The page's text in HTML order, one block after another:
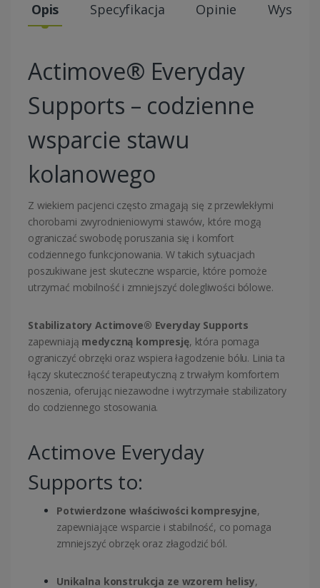
Opis Specyfikacja Opinie Wysyłki
Actimove® Everyday
Supports – codzienne
wsparcie stawu
kolanowego
Z wiekiem pacjenci często zmagają się z przewlekłymi
chorobami zwyrodnieniowymi stawów, które mogą
ograniczać swobodę poruszania się i komfort
codziennego funkcjonowania. W takich sytuacjach
poszukiwane jest skuteczne wsparcie, które pomoże
utrzymać mobilność i zmniejszyć dolegliwości bólowe.
Stabilizatory Actimove® Everyday Supports
zapewniają medyczną kompresję, która pomaga
ograniczyć obrzęki oraz wspiera łagodzenie bólu. Linia ta
łączy skuteczność terapeutyczną z trwałym komfortem
noszenia, oferując niezawodne i wytrzymałe stabilizatory
do codziennego stosowania.
Actimove Everyday
Supports to:
Potwierdzone właściwości kompresyjne,
zapewniające wsparcie i stabilność, co pomaga
zmniejszyć obrzęk oraz złagodzić ból.
Unikalna konstrukcja ze wzorem helisy,